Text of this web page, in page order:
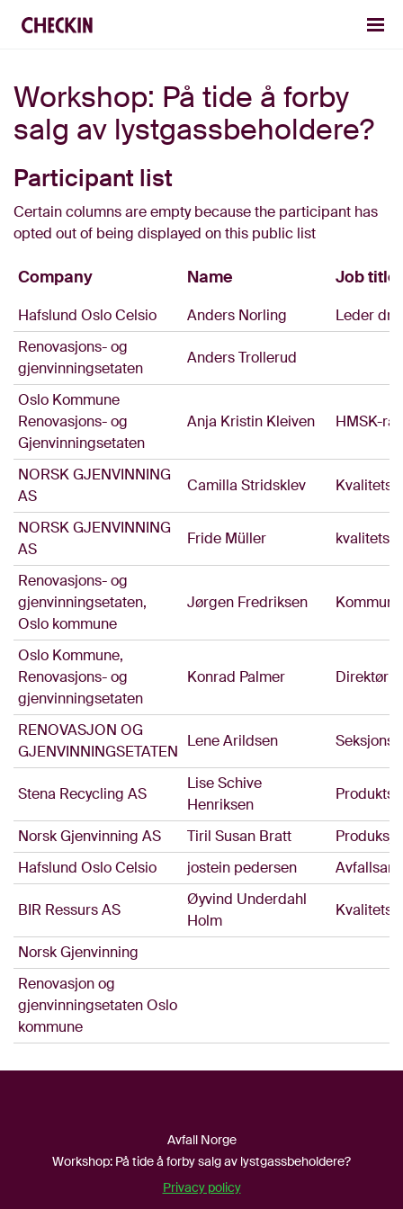
Workshop: På tide å forby
salg av lystgassbeholdere?
Participant list
Certain columns are empty because the participant has
opted out of being displayed on this public list
Company Name Job title
Hafslund Oslo Celsio Anders Norling
Leder
Renovasjons- og
gjenvinningsetaten
Anders Trollerud
Oslo Kommune
Renovasjons- og
Gjenvinningsetaten
Anja Kristin Kleiven HMSK-
NORSK GJENVINNING
AS
Camilla Stridsklev
NORSK GJENVINNING
AS
Fride Müller
Renovasjons- og
gjenvinningsetaten,
Oslo kommune
Jørgen Fredriksen
Oslo Kommune,
Renovasjons- og
gjenvinningsetaten
Konrad Palmer Direktør
RENOVASJON OG
GJENVINNINGSETATEN
Lene Arildsen
Stena Recycling AS
Lise Schive
Henriksen
Norsk Gjenvinning AS Tiril Susan Bratt
Hafslund Oslo Celsio
jostein pedersen
BIR Ressurs AS
Øyvind Underdahl
Holm
Kvalitets-
Norsk Gjenvinning
Renovasjon og
gjenvinningsetaten Oslo
kommune
Avfall Norge
Workshop: På tide å forby salg av lystgassbeholdere?
Privacy policy